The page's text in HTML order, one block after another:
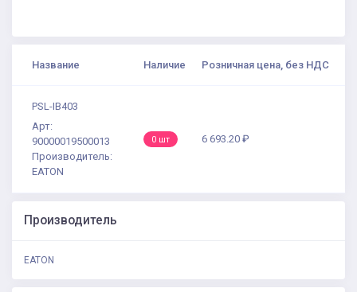
Название Наличие Розничная цена, без НДС
PSL-IB403
Арт:
90000019500013
Производитель:
EATON
0 шт 6 693.20 ₽
Производитель
EATON